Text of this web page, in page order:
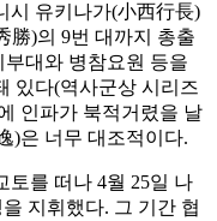
시 유키나가(小西行長)
勝)의 9번 대까지 총출
부대와 병참요원 등을
있다(역사군상 시리즈
인파가 북적거렸을 날
)은 너무 대조적이다.
토를 떠나 4월 25일 나
지휘했다. 그 기간 협